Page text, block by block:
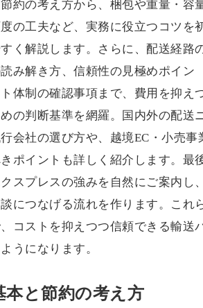
約の考え方から、梱包や重量・容
の工夫など、実務に役立つコツを
く解説します。さらに、配送経路
み解き方、信頼性の見極めポイン
体制の確認事項まで、費用を抑え
の判断基準を網羅。国内外の配送
会社の選び方や、越境EC・小売事
ポイントも詳しく紹介します。最
スプレスの強みを自然にご案内し
につなげる流れを作ります。これ
コストを抑えつつ信頼できる輸送
うになります。
本と節約の考え方